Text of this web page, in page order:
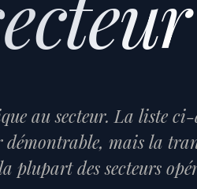
au secteur. La liste
démontrable, mais la
plupart des secteurs